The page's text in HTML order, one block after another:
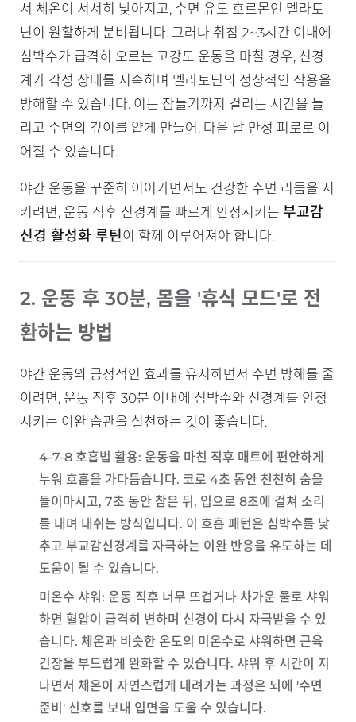
서 체온이 서서히 낮아지고, 수면 유도 호르몬인 멜라토
닌이 원활하게 분비됩니다. 그러나 취침 2~3시간 이내에
심박수가 급격히 오르는 고강도 운동을 마칠 경우, 신경
계가 각성 상태를 지속하며 멜라토닌의 정상적인 작용을
방해할 수 있습니다. 이는 잠들기까지 걸리는 시간을 늘
리고 수면의 깊이를 얕게 만들어, 다음 날 만성 피로로 이
어질 수 있습니다.
야간 운동을 꾸준히 이어가면서도 건강한 수면 리듬을 지
키려면, 운동 직후 신경계를 빠르게 안정시키는 부교감
신경 활성화 루틴이 함께 이루어져야 합니다.
2. 운동 후 30분, 몸을 '휴식 모드'로 전
환하는 방법
야간 운동의 긍정적인 효과를 유지하면서 수면 방해를 줄
이려면, 운동 직후 30분 이내에 심박수와 신경계를 안정
시키는 이완 습관을 실천하는 것이 좋습니다.
4-7-8 호흡법 활용: 운동을 마친 직후 매트에 편안하게
누워 호흡을 가다듬습니다. 코로 4초 동안 천천히 숨을
들이마시고, 7초 동안 참은 뒤, 입으로 8초에 걸쳐 소리
를 내며 내쉬는 방식입니다. 이 호흡 패턴은 심박수를 낮
추고 부교감신경계를 자극하는 이완 반응을 유도하는 데
도움이 될 수 있습니다.
미온수 샤워 : 운동 직후 너무 뜨겁거나 차가운 물로 샤워
하면 혈압이 급격히 변하며 신경이 다시 자극받을 수 있
습니다. 체온과 비슷한 온도의 미온수로 샤워하면 근육
긴장을 부드럽게 완화할 수 있습니다. 샤워 후 시간이 지
나면서 체온이 자연스럽게 내려가는 과정은 뇌에 '수면
준비' 신호를 보내 입면을 도울 수 있습니다.